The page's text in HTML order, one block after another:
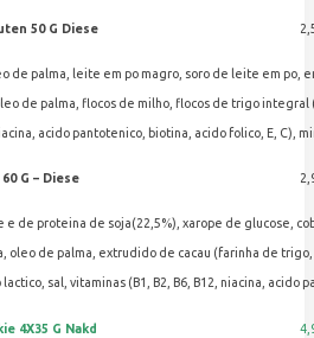
50 G Diese
de palma, leite em po magro, soro de leite em
de palma, flocos de milho, flocos de trigo
acido pantotenico, biotina, acido folico, E,
G – Diese
de proteina de soja(22,5%), xarope de glucose,
oleo de palma, extrudido de cacau (farinha de
sal, vitaminas (B1, B2, B6, B12, niacina,
4X35 G Nakd